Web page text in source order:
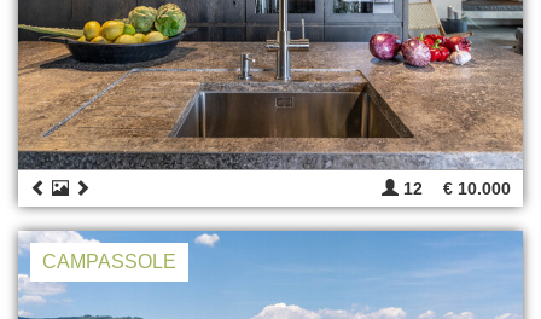
12 € 10.000
CAMPASSOLE